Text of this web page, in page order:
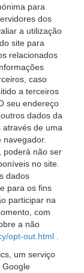
para
dos
a utilização
site para
relacionados
caso
a terceiros
seu endereço
dados da
através de uma
poderá não ser
no site.
dados
para os fins
participar na
com
a não
opt-out.html
um serviço
Google